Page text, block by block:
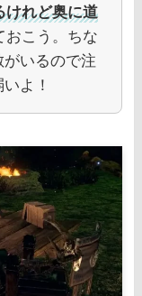
けれど奥に道
おこう。ちな
いるので注
よ！